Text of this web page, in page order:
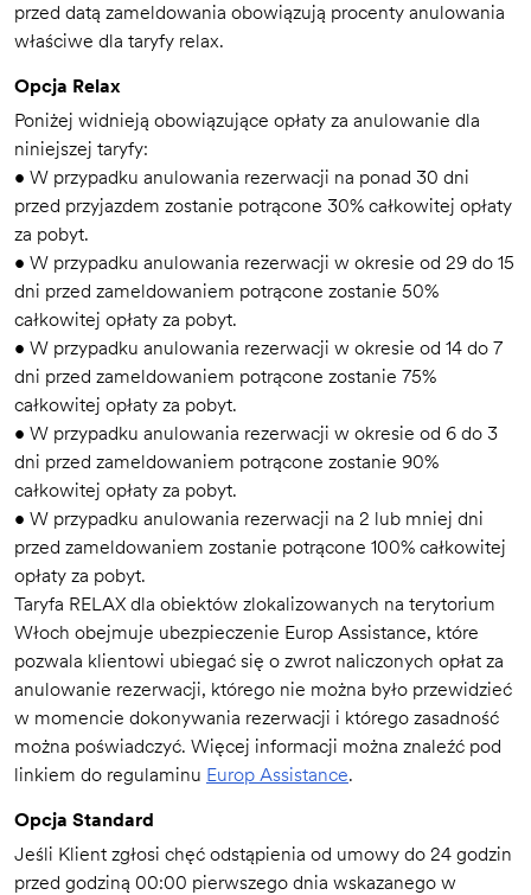
przed datą zameldowania obowiązują procenty anulowania
właściwe dla taryfy relax.
Opcja Relax
Poniżej widnieją obowiązujące opłaty za anulowanie dla
niniejszej taryfy:
• W przypadku anulowania rezerwacji na ponad 30 dni
przed przyjazdem zostanie potrącone 30% całkowitej opłaty
za pobyt.
• W przypadku anulowania rezerwacji w okresie od 29 do 15
dni przed zameldowaniem potrącone zostanie 50%
całkowitej opłaty za pobyt.
• W przypadku anulowania rezerwacji w okresie od 14 do 7
dni przed zameldowaniem potrącone zostanie 75%
całkowitej opłaty za pobyt.
• W przypadku anulowania rezerwacji w okresie od 6 do 3
dni przed zameldowaniem potrącone zostanie 90%
całkowitej opłaty za pobyt.
• W przypadku anulowania rezerwacji na 2 lub mniej dni
przed zameldowaniem zostanie potrącone 100% całkowitej
opłaty za pobyt.
Taryfa RELAX dla obiektów zlokalizowanych na terytorium
Włoch obejmuje ubezpieczenie Europ Assistance, które
pozwala klientowi ubiegać się o zwrot naliczonych opłat za
anulowanie rezerwacji, którego nie można było przewidzieć
w momencie dokonywania rezerwacji i którego zasadność
można poświadczyć. Więcej informacji można znaleźć pod
linkiem do regulaminu Europ Assistance.
Opcja Standard
Jeśli Klient zgłosi chęć odstąpienia od umowy do 24 godzin
przed godziną 00:00 pierwszego dnia wskazanego w